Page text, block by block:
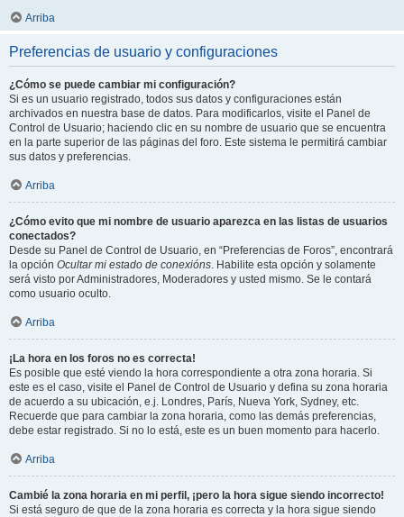
Arriba
Preferencias de usuario y configuraciones
¿Cómo se puede cambiar mi configuración?
Si es un usuario registrado, todos sus datos y configuraciones están
archivados en nuestra base de datos. Para modificarlos, visite el Panel de
Control de Usuario; haciendo clic en su nombre de usuario que se encuentra
en la parte superior de las páginas del foro. Este sistema le permitirá cambiar
sus datos y preferencias.
Arriba
¿Cómo evito que mi nombre de usuario aparezca en las listas de usuarios
conectados?
Desde su Panel de Control de Usuario, en “Preferencias de Foros”, encontrará
la opción Ocultar mi estado de conexións. Habilite esta opción y solamente
será visto por Administradores, Moderadores y usted mismo. Se le contará
como usuario oculto.
Arriba
¡La hora en los foros no es correcta!
Es posible que esté viendo la hora correspondiente a otra zona horaria. Si
este es el caso, visite el Panel de Control de Usuario y defina su zona horaria
de acuerdo a su ubicación, e.j. Londres, París, Nueva York, Sydney, etc.
Recuerde que para cambiar la zona horaria, como las demás preferencias,
debe estar registrado. Si no lo está, este es un buen momento para hacerlo.
Arriba
Cambié la zona horaria en mi perfil, ¡pero la hora sigue siendo incorrecto!
Si está seguro de que de la zona horaria es correcta y la hora sigue siendo